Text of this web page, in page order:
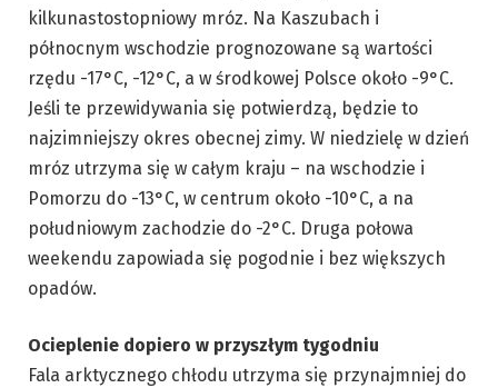
kilkunastostopniowy mróz. Na Kaszubach i
północnym wschodzie prognozowane są wartości
rzędu -17°C, -12°C, a w środkowej Polsce około -9°C.
Jeśli te przewidywania się potwierdzą, będzie to
najzimniejszy okres obecnej zimy. W niedzielę w dzień
mróz utrzyma się w całym kraju – na wschodzie i
Pomorzu do -13°C, w centrum około -10°C, a na
południowym zachodzie do -2°C. Druga połowa
weekendu zapowiada się pogodnie i bez większych
opadów.
Ocieplenie dopiero w przyszłym tygodniu
Fala arktycznego chłodu utrzyma się przynajmniej do